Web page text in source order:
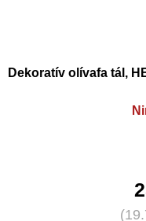
Dekoratív olívafa tál,
(